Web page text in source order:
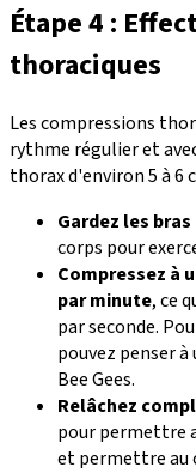
Étape 4 :
thoraciques
Les compressions
rythme régulier et
thorax d'environ 5 à 6
Gardez les
corps pour
Compressez à
par minute, ce
par seconde.
pouvez penser
Bee Gees.
Relâchez
pour permettre
et permettre au